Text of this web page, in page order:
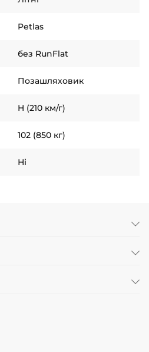
Petlas
без RunFlat
Позашляховик
H (210 км/г)
102 (850 кг)
Ні